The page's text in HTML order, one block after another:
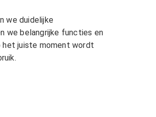
we duidelijke
we belangrijke functies en
het juiste moment wordt